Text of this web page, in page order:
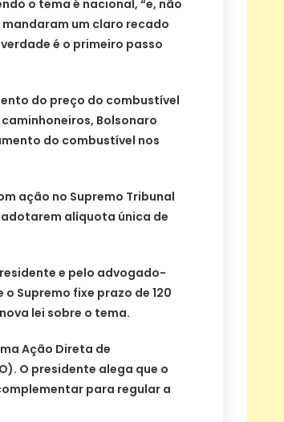
o tema é nacional, “e, não
mandaram um claro recado
é o primeiro passo
do preço do combustível
Bolsonaro
do combustível nos
ação no Supremo Tribunal
adotarem alíquota única de
e pelo advogado-
Supremo fixe prazo de 120
lei sobre o tema.
Ação Direta de
O presidente alega que o
para regular a